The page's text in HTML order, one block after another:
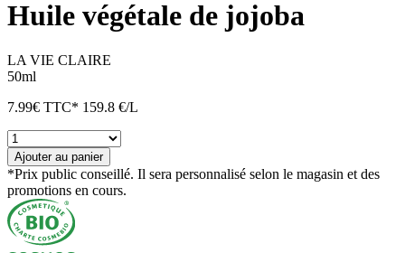
Huile végétale de jojoba
LA VIE CLAIRE
50ml
7.99€ TTC* 159.8 €/L
quantité
de
Huile
végétale
de
jojoba
Ajouter au panier
*Prix public conseillé. Il sera personnalisé selon le magasin et des
promotions en cours.